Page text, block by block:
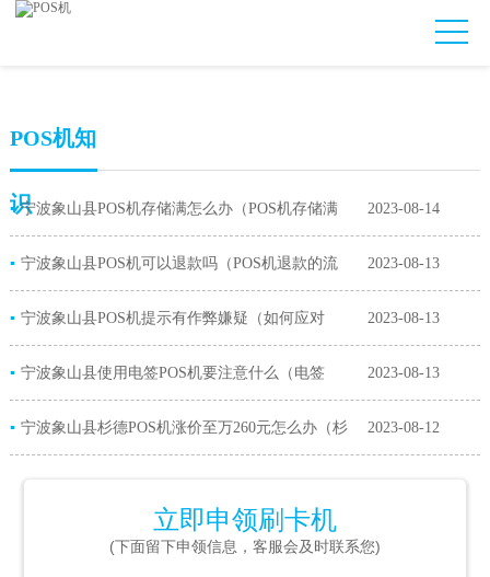
POS机知
识
▪ 宁波象山县POS机存储满怎么办（POS机存储满
对商家的影响）
2023-08-14
▪ 宁波象山县POS机可以退款吗（POS机退款的流
程）
2023-08-13
▪ 宁波象山县POS机提示有作弊嫌疑（如何应对
POS机提示作弊嫌疑）
2023-08-13
▪ 宁波象山县使用电签POS机要注意什么（电签
POS机的功能）
2023-08-13
▪ 宁波象山县杉德POS机涨价至万260元怎么办（杉
德POS机费率上涨原因）
2023-08-12